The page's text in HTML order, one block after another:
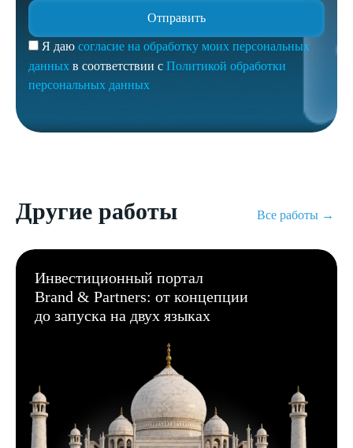
Я даю согласие на обработку моих персональных
данных в соответствии с Политикой обработки
персональных данных
Другие работы Все работы →
Инвестиционный портал
Brand & Partners: от концепции
до запуска на двух языках